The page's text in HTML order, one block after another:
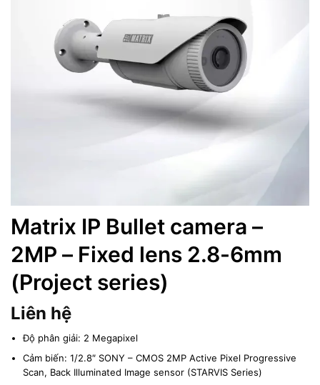
Matrix IP Bullet camera –
2MP – Fixed lens 2.8-6mm
(Project series)
Liên hệ
Độ phân giải: 2 Megapixel
Cảm biến: 1/2.8″ SONY – CMOS 2MP Active Pixel Progressive
Scan, Back Illuminated Image sensor (STARVIS Series)